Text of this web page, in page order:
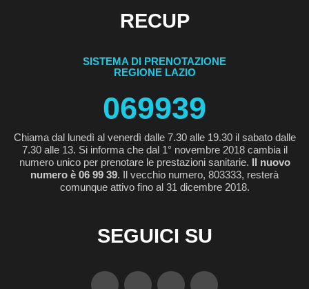
RECUP
SISTEMA DI PRENOTAZIONE
REGIONE LAZIO
069939
Chiama dal lunedì al venerdì dalle 7.30 alle 19.30 il sabato dalle
7.30 alle 13. Si informa che dal 1° novembre 2018 cambia il
numero unico per prenotare le prestazioni sanitarie. Il nuovo
numero è 06 99 39. Il vecchio numero, 803333, resterà
comunque attivo fino al 31 dicembre 2018.
SEGUICI SU